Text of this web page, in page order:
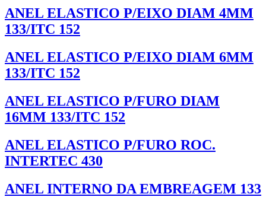
ANEL ELASTICO P/EIXO DIAM 4MM
133/ITC 152
ANEL ELASTICO P/EIXO DIAM 6MM
133/ITC 152
ANEL ELASTICO P/FURO DIAM
16MM 133/ITC 152
ANEL ELASTICO P/FURO ROC.
INTERTEC 430
ANEL INTERNO DA EMBREAGEM 133